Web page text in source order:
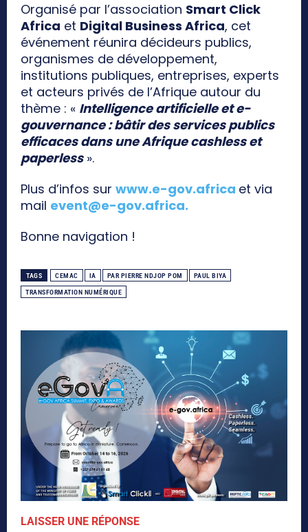
Organisé par l’association Smart Click
Africa et Digital Business Africa, cet
événement réunira décideurs publics,
organismes de développement,
institutions publiques, entreprises, experts
et acteurs privés de l’Afrique autour du
thème : « Intelligence artificielle et e-
gouvernance : bâtir des services publics
efficaces dans une Afrique cashless et
paperless».
Plus d’infos sur www.e-gov.africa et via
mail event@e-gov.africa.
Bonne navigation !
TAGS CEMAC IA PAR PIERRE NDJOP POM PAUL BIYA
TRANSFORMATION NUMÉRIQUE
LAISSER UNE RÉPONSE